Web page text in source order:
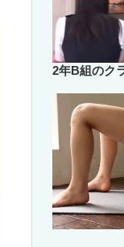
2年B組のク